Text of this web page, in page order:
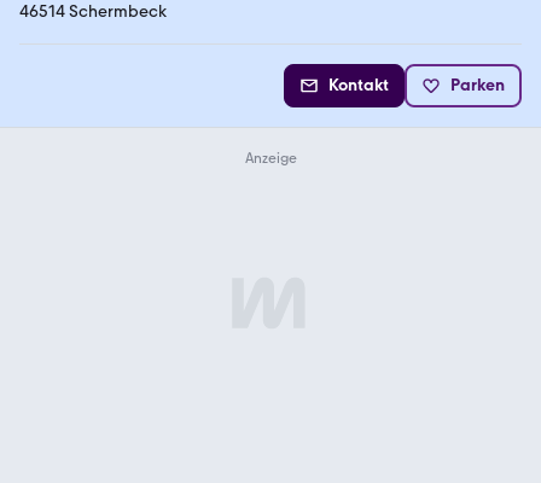
46514 Schermbeck
Kontakt Parken